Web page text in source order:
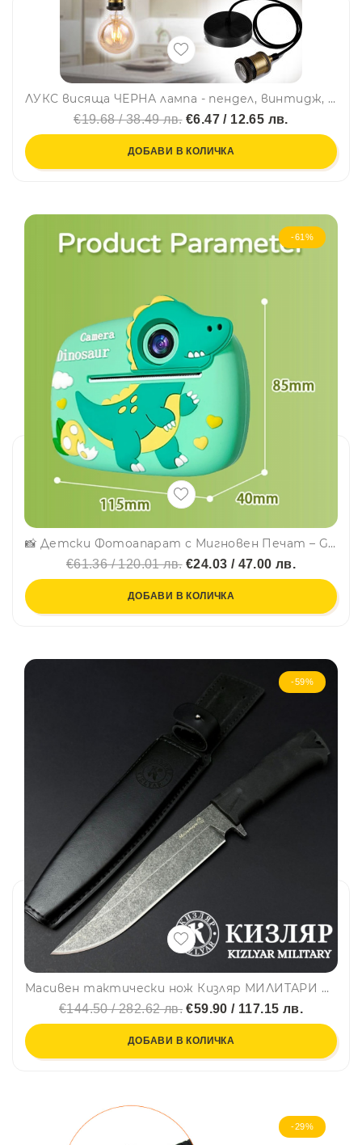
ЛУКС висяща ЧЕРНА лампа - пендел, винтидж, E27- бронзова фасунга, метален обков, без крушка, BF23
€19.68 / 38.49 лв.€6.47 / 12.65 лв.
ДОБАВИ В КОЛИЧКА
-61%
📸 Детски Фотоапарат с Мигновен Печат – Green Dinosaur. Ново поколение забавление!
€61.36 / 120.01 лв.€24.03 / 47.00 лв.
ДОБАВИ В КОЛИЧКА
-59%
Масивен тактически нож Кизляр МИЛИТАРИ BLACK, стомана AUS-8, твърда кожена кания, KIZLYAR MILITARY
€144.50 / 282.62 лв. €59.90 / 117.15 лв.
ДОБАВИ В КОЛИЧКА
-29%